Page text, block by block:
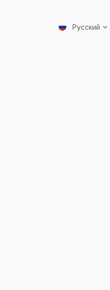
Русский